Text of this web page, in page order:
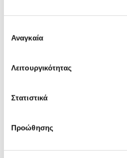
συγκατάθεσης
Αναγκαία
Λειτουργικότητας
Στατιστικά
Προώθησης
προϊόντος
Δες τι κλίκαραν όσοι